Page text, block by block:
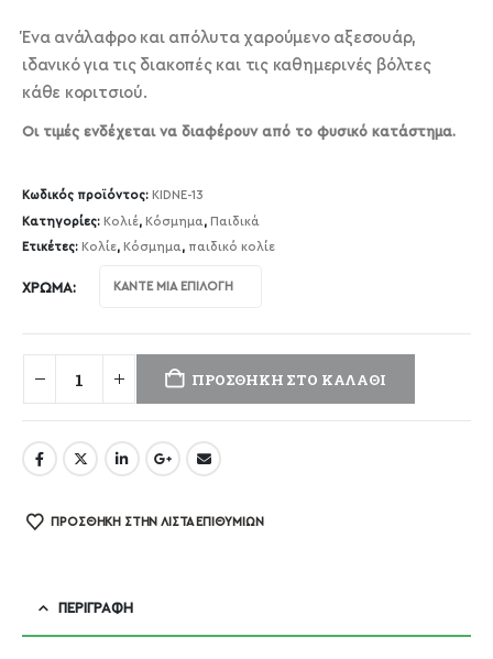
Ένα ανάλαφρο και απόλυτα χαρούμενο αξεσουάρ,
ιδανικό για τις διακοπές και τις καθημερινές βόλτες
κάθε κοριτσιού.
Οι τιμές ενδέχεται να διαφέρουν από το φυσικό κατάστημα.
Κωδικός προϊόντος: KIDNE-13
Κατηγορίες: Κολιέ, Κόσμημα, Παιδικά
Ετικέτες: Κολίε, Κόσμημα, παιδικό κολίε
ΧΡΏΜΑ
ΠΡΟΣΘΉΚΗ ΣΤΟ ΚΑΛΆΘΙ
ΠΡΌΣΘΉΚΗ ΣΤΗΝ ΛΊΣΤΑ ΕΠΙΘΥΜΙΏΝ
ΠΕΡΙΓΡΑΦΉ